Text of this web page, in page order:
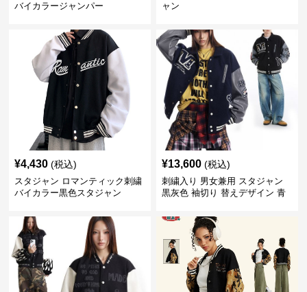
バイカラージャンパー
ャン
¥4,430 (税込)
スタジャン ロマンティック刺繍
バイカラー黒色スタジャン
¥13,600 (税込)
刺繍入り 男女兼用 スタジャン
黒灰色 袖切り 替えデザイン 青